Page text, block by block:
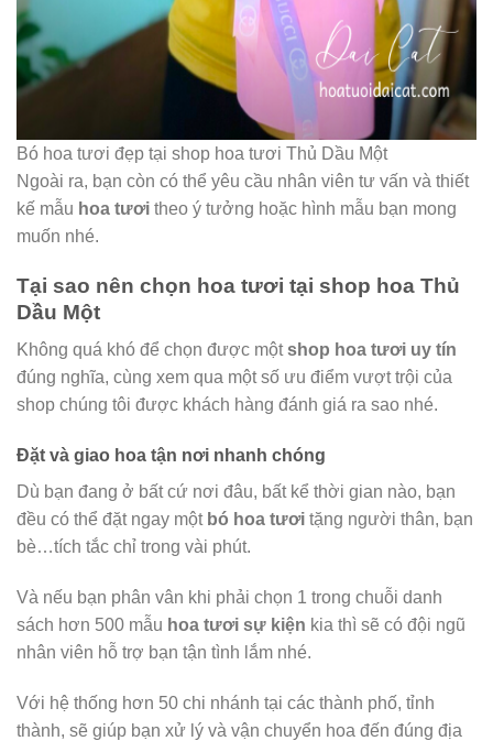
Bó hoa tươi đẹp tại shop hoa tươi Thủ Dầu Một
Ngoài ra, bạn còn có thể yêu cầu nhân viên tư vấn và thiết
kế mẫu hoa tươi theo ý tưởng hoặc hình mẫu bạn mong
muốn nhé.
Tại sao nên chọn hoa tươi tại shop hoa Thủ
Dầu Một
Không quá khó để chọn được mộtshop hoa tươi uy tín
đúng nghĩa, cùng xem qua một số ưu điểm vượt trội của
shop chúng tôi được khách hàng đánh giá ra sao nhé.
Đặt và giao hoa tận nơi nhanh chóng
Dù bạn đang ở bất cứ nơi đâu, bất kể thời gian nào, bạn
đều có thể đặt ngay một bó hoa tươi tặng người thân, bạn
bè…tích tắc chỉ trong vài phút.
Và nếu bạn phân vân khi phải chọn 1 trong chuỗi danh
sách hơn 500 mẫu hoa tươi sự kiện kia thì sẽ có đội ngũ
nhân viên hỗ trợ bạn tận tình lắm nhé.
Với hệ thống hơn 50 chi nhánh tại các thành phố, tỉnh
thành, sẽ giúp bạn xử lý và vận chuyển hoa đến đúng địa